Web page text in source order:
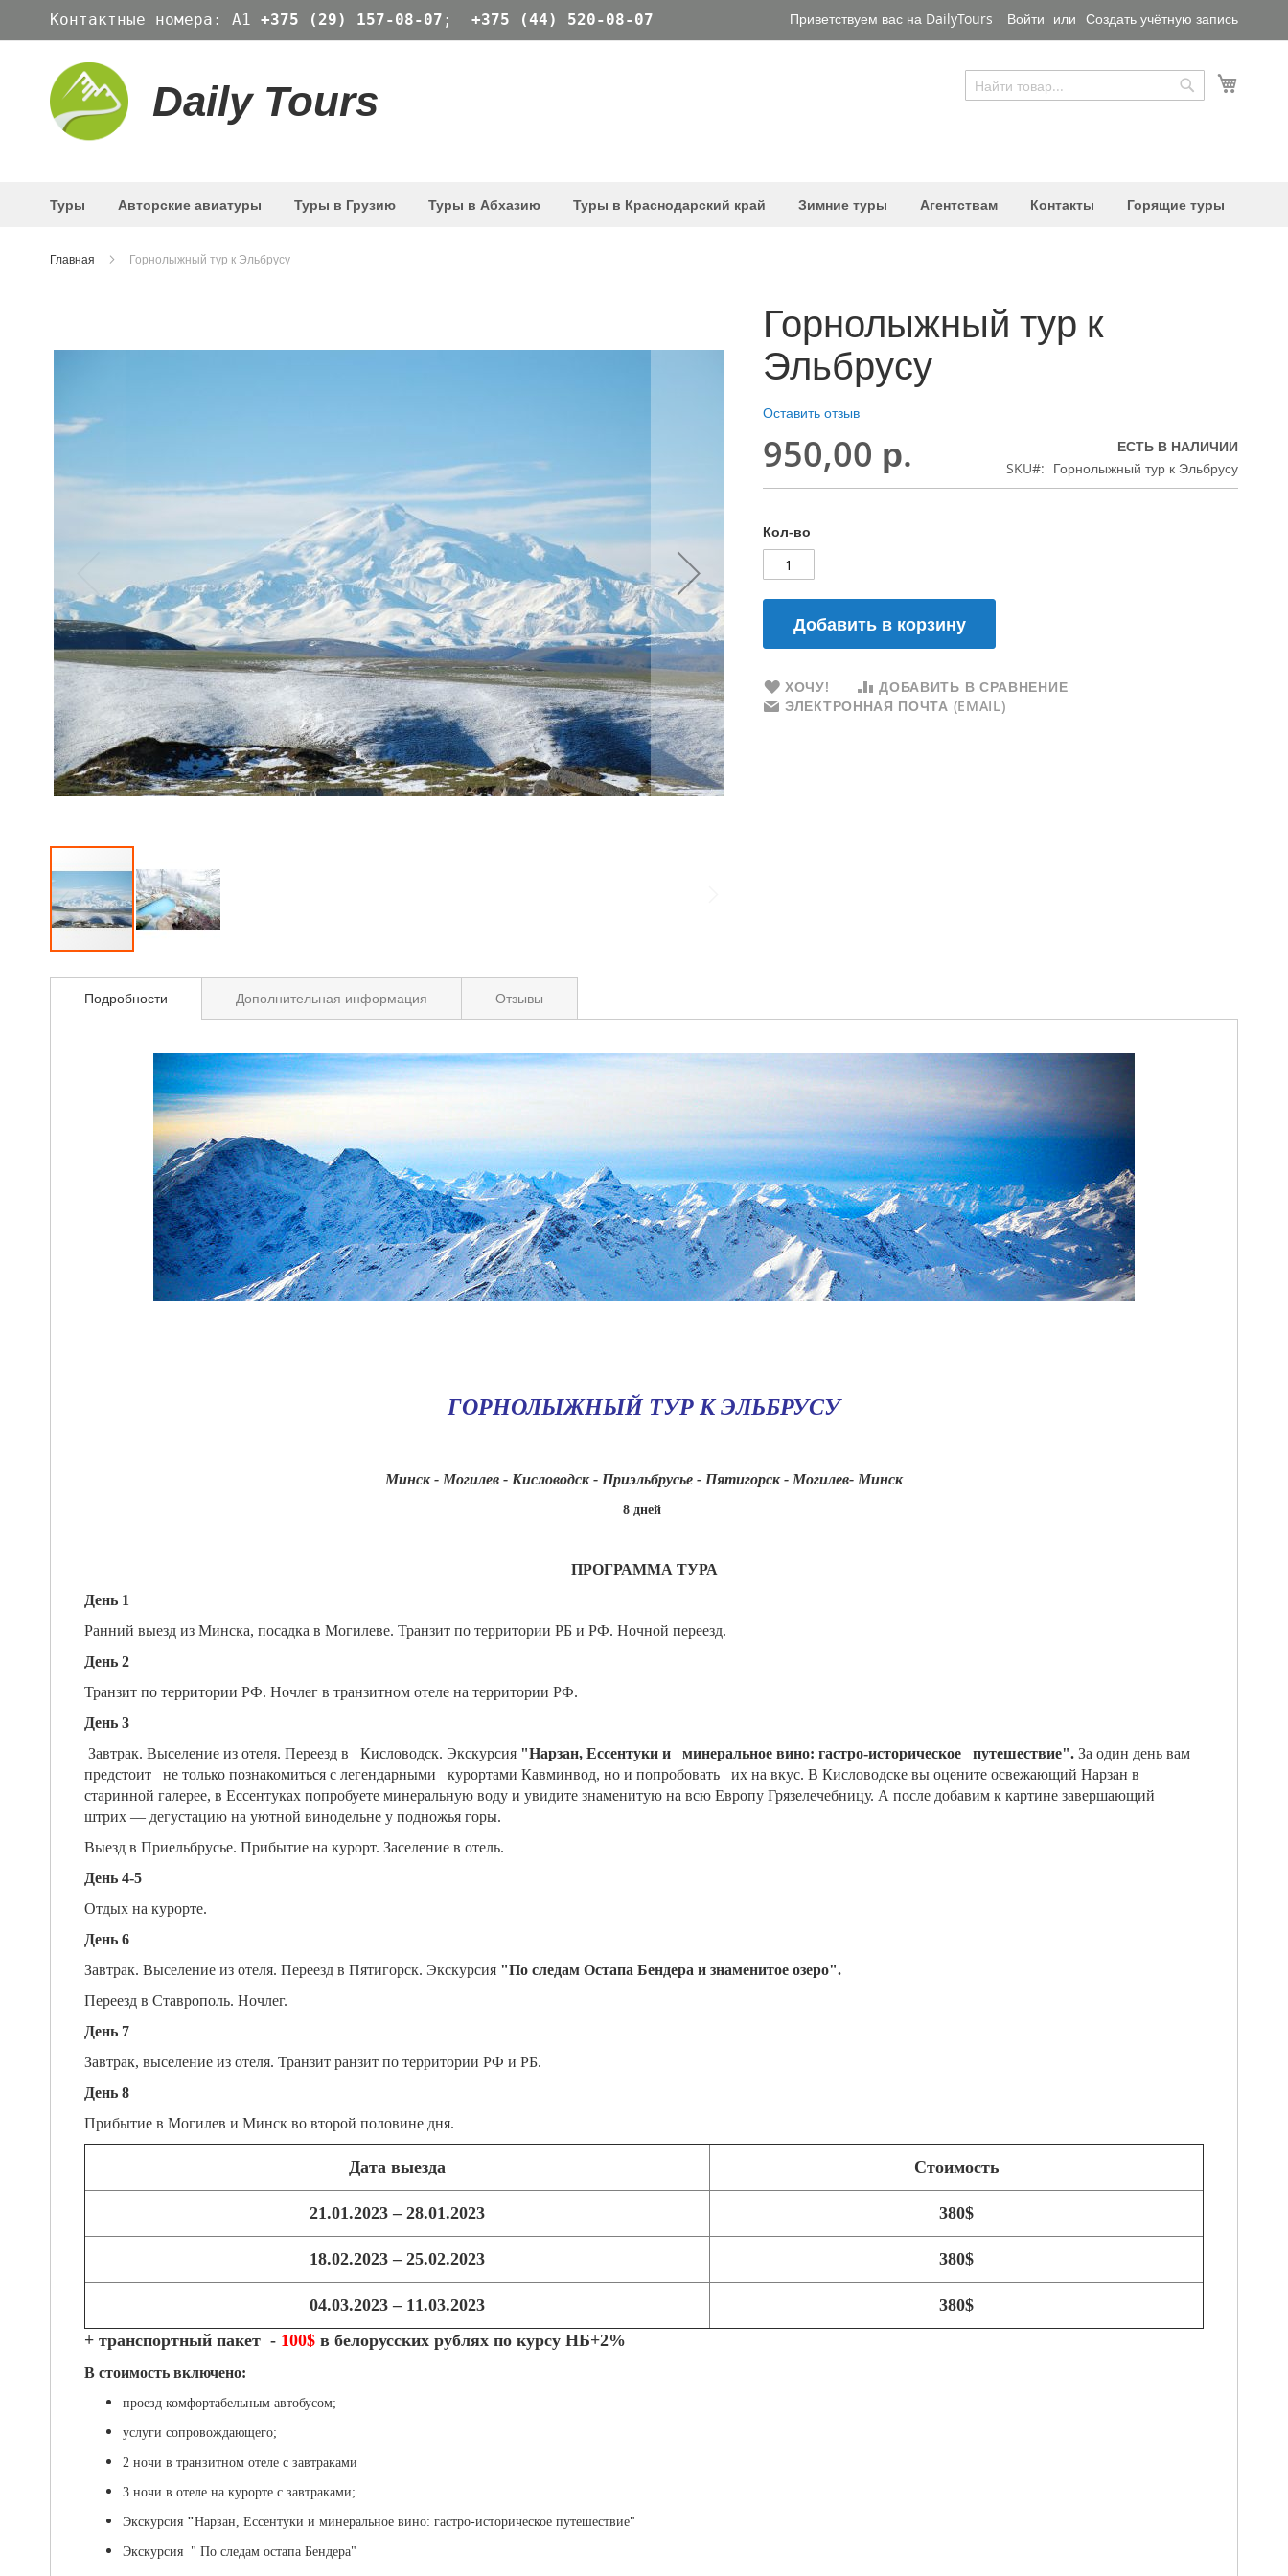
Skip
to
Приветствуем вас на DailyTours Войти Создать учётную запись
Контактные номера: А1 +375 (29) 157-08-07 ; +375 (44) 520-08-07
Daily Tours
Поиск
Туры Авторские авиатуры Туры в Грузию Туры в Абхазию Туры в Краснодарский край Зимние туры Агентствам Контакты Горящие туры
Главная Горнолыжный тур к Эльбрусу
Горнолыжный тур к
Эльбрусу
Оставить отзыв
950,00 р.
ЕСТЬ В НАЛИЧИИ
SKU
Горнолыжный тур к Эльбрусу
Кол-во
Добавить в корзину
ХОЧУ!
ДОБАВИТЬ В СРАВНЕНИЕ
ЭЛЕКТРОННАЯ ПОЧТА (EMAIL)
Подробности
ГОРНОЛЫЖНЫЙ ТУР К ЭЛЬБРУСУ
Минск - Могилев - Кисловодск - Приэльбрусье - Пятигорск - Могилев- Минск
8 дней
ПРОГРАММА ТУРА
День 1
Ранний выезд из Минска, посадка в Могилеве. Транзит по территории РБ и РФ. Ночной переезд.
День 2
Транзит по территории РФ. Ночлег в транзитном отеле на территории РФ.
День 3
Завтрак. Выселение из отеля. Переезд в Кисловодск. Экскурсия "Нарзан, Ессентуки и минеральное вино: гастро-историческое путешествие". За один день вам
предстоит не только познакомиться с легендарными курортами Кавминвод, но и попробовать их на вкус. В Кисловодске вы оцените освежающий Нарзан в
старинной галерее, в Ессентуках попробуете минеральную воду и увидите знаменитую на всю Европу Грязелечебницу. А после добавим к картине завершающий
штрих — дегустацию на уютной винодельне у подножья горы.
Выезд в Приельбрусье. Прибытие на курорт. Заселение в отель.
День 4-5
Отдых на курорте.
День 6
Завтрак. Выселение из отеля. Переезд в Пятигорск. Экскурсия "По следам Остапа Бендера и знаменитое озеро".
Переезд в Ставрополь. Ночлег.
День 7
Завтрак, выселение из отеля. Транзит ранзит по территории РФ и РБ.
День 8
Прибытие в Могилев и Минск во второй половине дня.
Дата выезда Стоимость
21.01.2023 – 28.01.2023 380$
18.02.2023 – 25.02.2023 380$
04.03.2023 – 11.03.2023 380$
+ транспортный пакет - 100$ в белорусских рублях по курсу НБ+2%
В стоимость включено:
проезд комфортабельным автобусом;
услуги сопровождающего;
2 ночи в транзитном отеле с завтраками
3 ночи в отеле на курорте с завтраками;
Экскурсия "Нарзан, Ессентуки и минеральное вино: гастро-историческое путешествие"
Экскурсия " По следам остапа Бендера"
Дополнительная информация Отзывы